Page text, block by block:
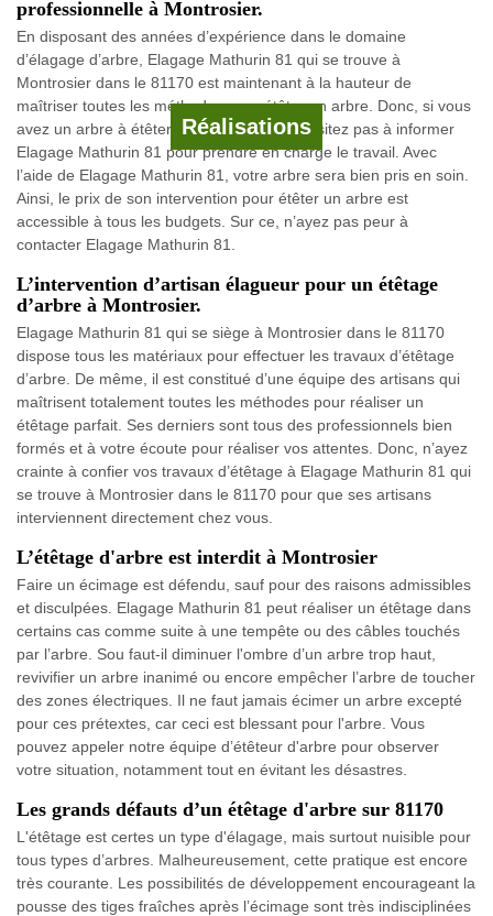
Réalisations
professionnelle à Montrosier.
En disposant des années d’expérience dans le domaine
d’élagage d’arbre, Elagage Mathurin 81 qui se trouve à
Montrosier dans le 81170 est maintenant à la hauteur de
maîtriser toutes les méthodes pour étêter un arbre. Donc, si vous
avez un arbre à étêter dans le 81170 ; n’hésitez pas à informer
Elagage Mathurin 81 pour prendre en charge le travail. Avec
l’aide de Elagage Mathurin 81, votre arbre sera bien pris en soin.
Ainsi, le prix de son intervention pour étêter un arbre est
accessible à tous les budgets. Sur ce, n’ayez pas peur à
contacter Elagage Mathurin 81.
L’intervention d’artisan élagueur pour un étêtage
d’arbre à Montrosier.
Elagage Mathurin 81 qui se siège à Montrosier dans le 81170
dispose tous les matériaux pour effectuer les travaux d’étêtage
d’arbre. De même, il est constitué d’une équipe des artisans qui
maîtrisent totalement toutes les méthodes pour réaliser un
étêtage parfait. Ses derniers sont tous des professionnels bien
formés et à votre écoute pour réaliser vos attentes. Donc, n’ayez
crainte à confier vos travaux d’étêtage à Elagage Mathurin 81 qui
se trouve à Montrosier dans le 81170 pour que ses artisans
interviennent directement chez vous.
L’étêtage d'arbre est interdit à Montrosier
Faire un écimage est défendu, sauf pour des raisons admissibles
et disculpées. Elagage Mathurin 81 peut réaliser un étêtage dans
certains cas comme suite à une tempête ou des câbles touchés
par l’arbre. Sou faut-il diminuer l'ombre d’un arbre trop haut,
revivifier un arbre inanimé ou encore empêcher l’arbre de toucher
des zones électriques. Il ne faut jamais écimer un arbre excepté
pour ces prétextes, car ceci est blessant pour l'arbre. Vous
pouvez appeler notre équipe d’étêteur d'arbre pour observer
votre situation, notamment tout en évitant les désastres.
Les grands défauts d’un étêtage d'arbre sur 81170
L'étêtage est certes un type d'élagage, mais surtout nuisible pour
tous types d’arbres. Malheureusement, cette pratique est encore
très courante. Les possibilités de développement encourageant la
pousse des tiges fraîches après l’écimage sont très indisciplinées